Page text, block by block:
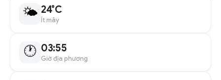
🌤 24°C
Ít mây
🕐 03:55
Giờ địa phương